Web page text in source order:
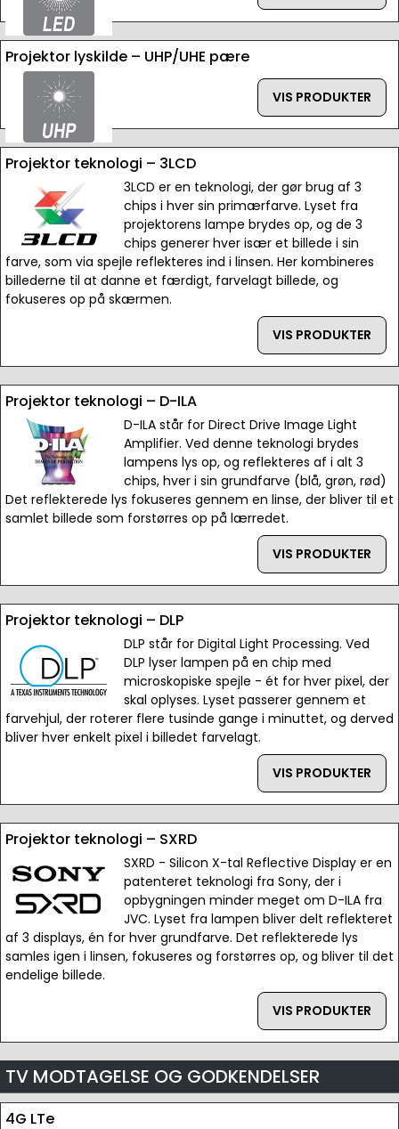
Projektor lyskilde – UHP/UHE pære
VIS PRODUKTER
Projektor teknologi – 3LCD
3LCD er en teknologi, der gør brug af 3
chips i hver sin primærfarve. Lyset fra
projektorens lampe brydes op, og de 3
chips generer hver især et billede i sin
farve, som via spejle reflekteres ind i linsen. Her kombineres
billederne til at danne et færdigt, farvelagt billede, og
fokuseres op på skærmen.
VIS PRODUKTER
Projektor teknologi – D-ILA
D-ILA står for Direct Drive Image Light
Amplifier. Ved denne teknologi brydes
lampens lys op, og reflekteres af i alt 3
chips, hver i sin grundfarve (blå, grøn, rød)
Det reflekterede lys fokuseres gennem en linse, der bliver til et
samlet billede som forstørres op på lærredet.
VIS PRODUKTER
Projektor teknologi – DLP
DLP står for Digital Light Processing. Ved
DLP lyser lampen på en chip med
microskopiske spejle - ét for hver pixel, der
skal oplyses. Lyset passerer gennem et
farvehjul, der roterer flere tusinde gange i minuttet, og derved
bliver hver enkelt pixel i billedet farvelagt.
VIS PRODUKTER
Projektor teknologi – SXRD
SXRD - Silicon X-tal Reflective Display er en
patenteret teknologi fra Sony, der i
opbygningen minder meget om D-ILA fra
JVC. Lyset fra lampen bliver delt reflekteret
af 3 displays, én for hver grundfarve. Det reflekterede lys
samles igen i linsen, fokuseres og forstørres op, og bliver til det
endelige billede.
VIS PRODUKTER
TV MODTAGELSE OG GODKENDELSER
4G LTe